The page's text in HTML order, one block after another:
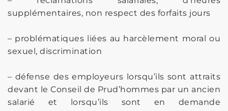
supplémentaires, non respect des forfaits jours
– problématiques liées au harcèlement moral ou
sexuel, discrimination
– défense des employeurs lorsqu’ils sont attraits
devant le Conseil de Prud’hommes par un ancien
salarié et lorsqu’ils sont en demande